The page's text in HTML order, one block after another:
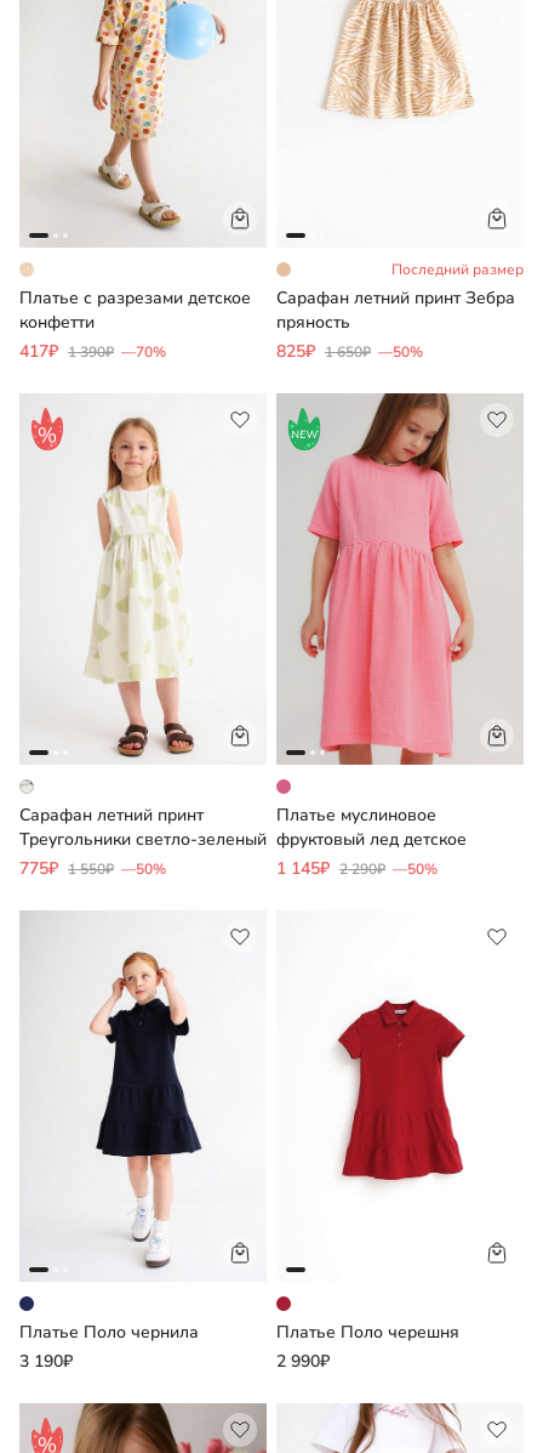
Платье с разрезами детское
конфетти
417₽ 1 390₽ —70%
Последний размер
Сарафан летний принт Зебра
пряность
825₽ 1 650₽ —50%
Сарафан летний принт
Треугольники светло-зеленый
775₽ 1 550₽ —50%
Платье муслиновое
фруктовый лед детское
1 145₽ 2 290₽ —50%
Платье Поло чернила
3 190₽
Платье Поло черешня
2 990₽